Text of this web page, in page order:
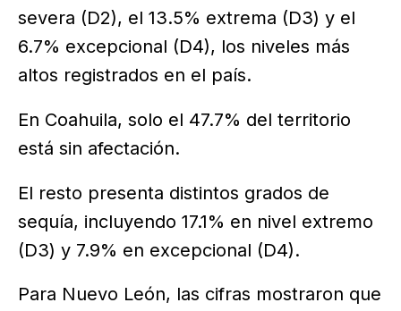
severa (D2), el 13.5% extrema (D3) y el
6.7% excepcional (D4), los niveles más
altos registrados en el país.
En Coahuila, solo el 47.7% del territorio
está sin afectación.
El resto presenta distintos grados de
sequía, incluyendo 17.1% en nivel extremo
(D3) y 7.9% en excepcional (D4).
Para Nuevo León, las cifras mostraron que